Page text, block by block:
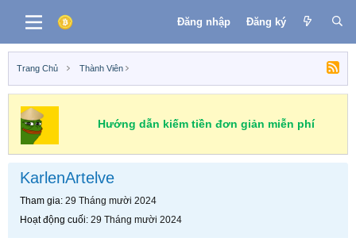
Đăng nhập Đăng ký
Trang Chủ Thành Viên
Hướng dẫn kiếm tiền đơn giản miễn phí
KarlenArtelve
Tham gia 29 Tháng mười 2024
Hoạt động cuối 29 Tháng mười 2024